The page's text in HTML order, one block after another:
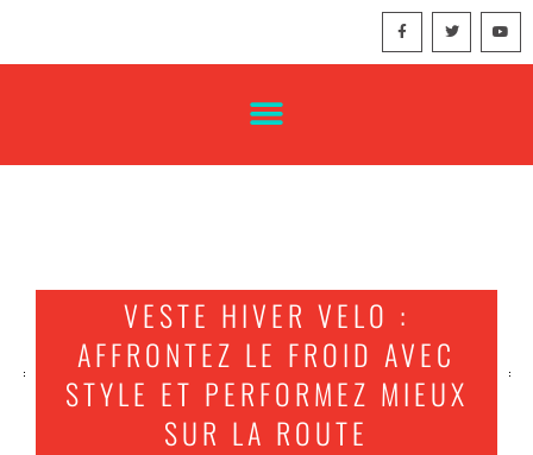
VESTE HIVER VELO :
AFFRONTEZ LE FROID AVEC
STYLE ET PERFORMEZ MIEUX
SUR LA ROUTE